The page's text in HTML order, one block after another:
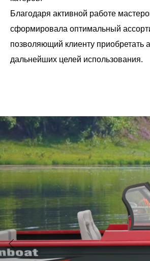
Благодаря активной работе
сформировала оптимальный
позволяющий клиенту приобретать
дальнейших целей использования.